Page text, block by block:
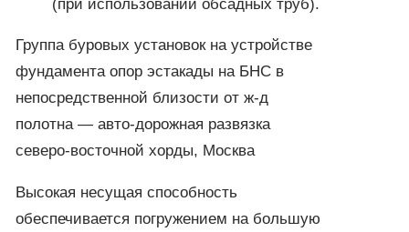
(при использовании обсадных труб).
Группа буровых установок на устройстве
фундамента опор эстакады на БНС в
непосредственной близости от ж-д
полотна — авто-дорожная развязка
северо-восточной хорды, Москва
Высокая несущая способность
обеспечивается погружением на большую